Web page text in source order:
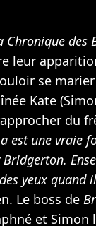
Chronique des
leur
se
Kate
du
est une vraie
yeux quand
Le boss de
et Simon